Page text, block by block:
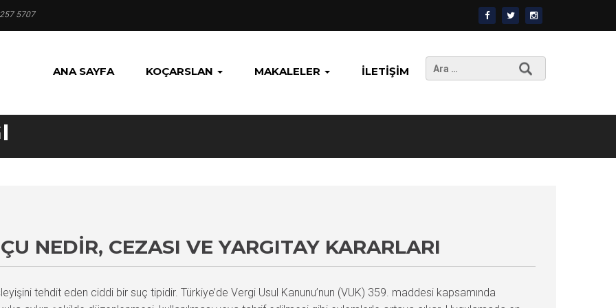
5707
ANA SAYFA KOÇARSLAN MAKALELER İLETIŞIM
Arama:
NEDIR, CEZASI VE YARGITAY KARARLARI
tehdit eden ciddi bir suç tipidir. Türkiye’de Vergi Usul Kanunu’nun (VUK) 359. maddesi kapsamında